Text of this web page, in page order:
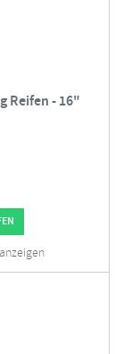
Reifen - 16"